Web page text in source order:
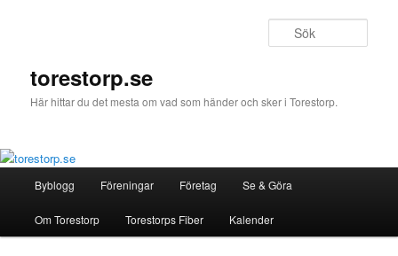
torestorp.se
Här hittar du det mesta om vad som händer och sker i Torestorp.
Byblogg Föreningar Företag Se & Göra
Om Torestorp Torestorps Fiber Kalender